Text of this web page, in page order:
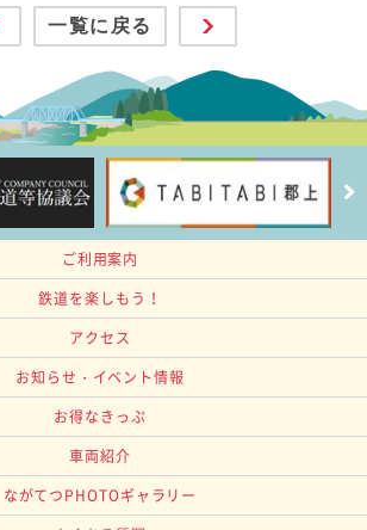
一覧に戻る
ご利用案内
鉄道を楽しもう！
アクセス
お知らせ・イベント情報
お得なきっぷ
車両紹介
ながてつPHOTOギャラリー